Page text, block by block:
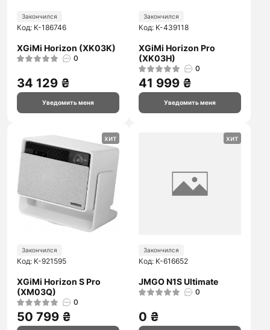
Закончился
Код: K-186746
XGiMi Horizon (XK03K)
0
34 129 ₴
Уведомить меня
Закончился
Код: K-439118
XGiMi Horizon Pro
(XK03H)
0
41 999 ₴
Уведомить меня
хит
Закончился
Код: K-921595
XGiMi Horizon S Pro
(XM03Q)
0
50 799 ₴
хит
Закончился
Код: K-616652
JMGO N1S Ultimate
0
0 ₴